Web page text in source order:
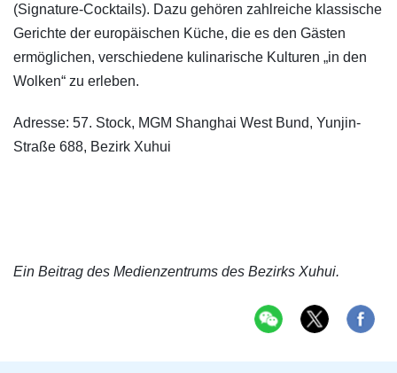
(Signature-Cocktails). Dazu gehören zahlreiche klassische
Gerichte der europäischen Küche, die es den Gästen
ermöglichen, verschiedene kulinarische Kulturen „in den
Wolken“ zu erleben.
Adresse: 57. Stock, MGM Shanghai West Bund, Yunjin-
Straße 688, Bezirk Xuhui
Ein Beitrag des Medienzentrums des Bezirks Xuhui.